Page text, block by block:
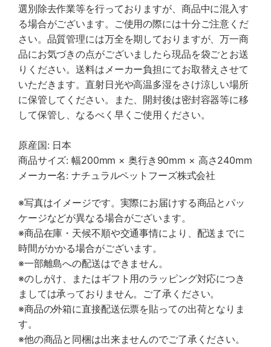
選別除去作業等を行っておりますが、商品中に混入す
る場合がございます。ご使用の際には十分ご注意くだ
さい。品質管理には万全を期しておりますが、万一商
品にお気づきの点がございましたら現品を袋ごとお送
りください。送料はメーカー負担にてお取替えさせて
いただきます。直射日光や高温多湿をさけ涼しい場所
に保管してください。また、開封後は密封容器等に移
して保管し、なるべく早くご使用ください。
原産国: 日本
商品サイズ: 幅200mm × 奥行き90mm × 高さ240mm
メーカー名: ナチュラルペットフーズ株式会社
※写真はイメージです。実際にお届けする商品とパッ
ケージなどが異なる場合がございます。
※商品在庫・天候不順や交通事情により、配送までに
時間がかかる場合がございます。
※一部離島への配送はできません。
※のしがけ、またはギフト用のラッピング対応につき
ましては承っておりません。ご了承ください。
※商品の外箱に直接配送伝票を貼っての出荷となりま
す。
※他の商品と同梱は出来ませんのでご了承ください。